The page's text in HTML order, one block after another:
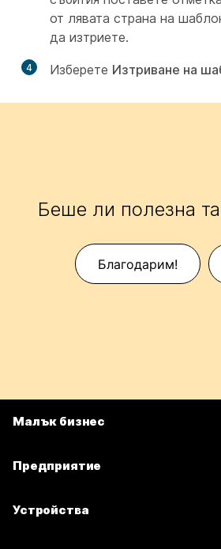
от лявата страна на
да изтриете.
4 Изберете Изтриване на
Беше ли полезна
Благодарим!
Малък бизнес
Предприятие
Устройства